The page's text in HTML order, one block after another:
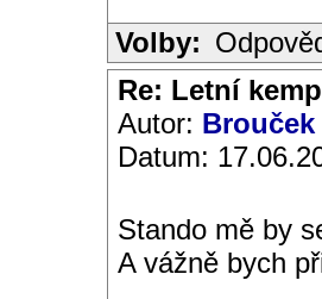
Volby:
Re: Letní
Autor: Brouček
Datum:
Stando mě by
A vážně bych